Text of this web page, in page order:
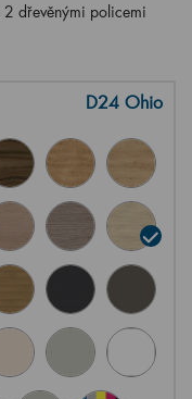
dřevěnými policemi
D24 Ohio